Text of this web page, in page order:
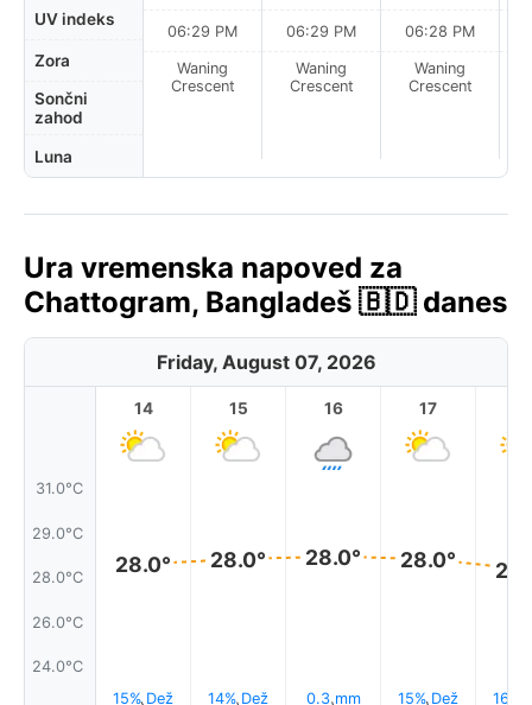
UV indeks
Zora
Sončni
zahod
Luna
06:29 PM
Waning
Crescent
06:29 PM
Waning
Crescent
06:28 PM
Waning
Crescent
Ura vremenska napoved za
Chattogram, Bangladeš 🇧🇩 danes
Friday, August 07, 2026
31.0°C
29.0°C
28.0°C
26.0°C
24.0°C
14
28.0°
15% Dež
15
28.0°
14% Dež
16
28.0°
0.3 mm
17
28.0°
15% Dež 16%